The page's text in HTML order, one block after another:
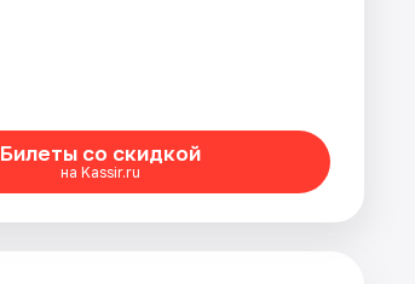
Билеты со скидкой
на Kassir.ru